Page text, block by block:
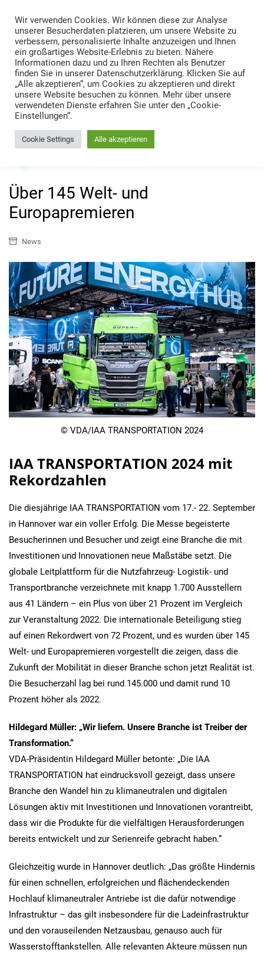
content
TRANS LOGISTIK NEWS
Technik • Kompetenz • Management
Über 145 Welt- und
Europapremieren
News
© VDA/IAA TRANSPORTATION 2024
IAA TRANSPORTATION 2024 mit
Rekordzahlen
Die diesjährige IAA TRANSPORTATION vom 17.- 22. September
in Hannover war ein voller Erfolg. Die Messe begeisterte
Besucherinnen und Besucher und zeigt eine Branche die mit
Investitionen und Innovationen neue Maßstäbe setzt. Die
globale Leitplattform für die Nutzfahrzeug- Logistik- und
Transportbranche verzeichnete mit knapp 1.700 Ausstellern
aus 41 Ländern – ein Plus von über 21 Prozent im Vergleich
zur Veranstaltung 2022. Die internationale Beteiligung stieg
auf einen Rekordwert von 72 Prozent, und es wurden über 145
Welt- und Europapremieren vorgestellt die zeigen, dass die
Zukunft der Mobilität in dieser Branche schon jetzt Realität ist.
Die Besucherzahl lag bei rund 145.000 und damit rund 10
Prozent höher als 2022.
Hildegard Müller: „Wir liefern. Unsere Branche ist Treiber der
Transformation.“
VDA-Präsidentin Hildegard Müller betonte: „Die IAA
TRANSPORTATION hat eindrucksvoll gezeigt, dass unsere
Branche den Wandel hin zu klimaneutralen und digitalen
Lösungen aktiv mit Investitionen und Innovationen vorantreibt,
dass wir die Produkte für die vielfältigen Herausforderungen
bereits entwickelt und zur Serienreife gebracht haben.“
Gleichzeitig wurde in Hannover deutlich: „Das größte Hindernis
für einen schnellen, erfolgreichen und flächendeckenden
Hochlauf klimaneutraler Antriebe ist die dafür notwendige
Infrastruktur – das gilt insbesondere für die Ladeinfrastruktur
und den vorauseilenden Netzausbau, genauso auch für
Wasserstofftankstellen. Alle relevanten Akteure müssen nun
Wir verwenden Cookies. Wir können diese zur Analyse
unserer Besucherdaten platzieren, um unsere Website zu
verbessern, personalisierte Inhalte anzuzeigen und Ihnen
ein großartiges Website-Erlebnis zu bieten. Nähere
Informationen dazu und zu Ihren Rechten als Benutzer
finden Sie in unserer Datenschutzerklärung. Klicken Sie auf
„Alle akzeptieren“, um Cookies zu akzeptieren und direkt
unsere Website besuchen zu können. Mehr über unsere
verwendeten Dienste erfahren Sie unter den „Cookie-
Einstellungen“.
Cookie Settings Alle akzeptieren